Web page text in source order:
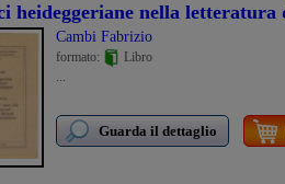
heideggeriane nella letteratura
Cambi Fabrizio
formato:
Libro
...
Guarda il dettaglio